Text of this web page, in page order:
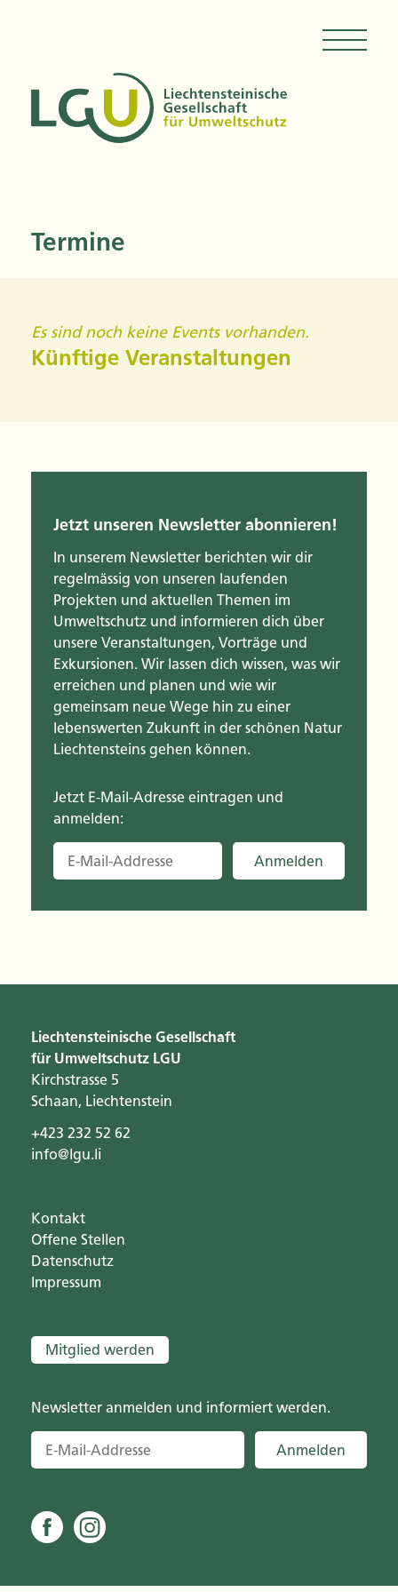
Termine
Es sind noch keine Events vorhanden.
Künftige Veranstaltungen
Jetzt unseren Newsletter abonnieren!
In unserem Newsletter berichten wir dir
regelmässig von unseren laufenden
Projekten und aktuellen Themen im
Umweltschutz und informieren dich über
unsere Veranstaltungen, Vorträge und
Exkursionen. Wir lassen dich wissen, was wir
erreichen und planen und wie wir
gemeinsam neue Wege hin zu einer
lebenswerten Zukunft in der schönen Natur
Liechtensteins gehen können.
Jetzt E-Mail-Adresse eintragen und
anmelden:
Anmelden
Liechtensteinische Gesellschaft
für Umweltschutz LGU
Kirchstrasse 5
Schaan, Liechtenstein
+423 232 52 62
info@lgu.li
Kontakt
Offene Stellen
Datenschutz
Impressum
Mitglied werden
Newsletter anmelden und informiert werden.
Anmelden